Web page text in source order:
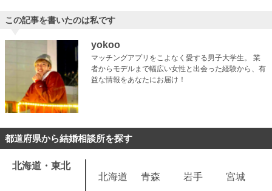
この記事を書いたのは私です
yokoo
マッチングアプリをこよなく愛する男子大学生。 業
者からモデルまで幅広い女性と出会った経験から、有
益な情報をあなたにお届け！
都道府県から結婚相談所を探す
北海道・東北
北海道
青森 岩手 宮城